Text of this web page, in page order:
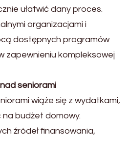
ułatwić dany proces.
organizacjami i
dostępnych programów
zapewnieniu kompleksowej
seniorami
wiąże się z wydatkami,
budżet domowy.
źródeł finansowania,